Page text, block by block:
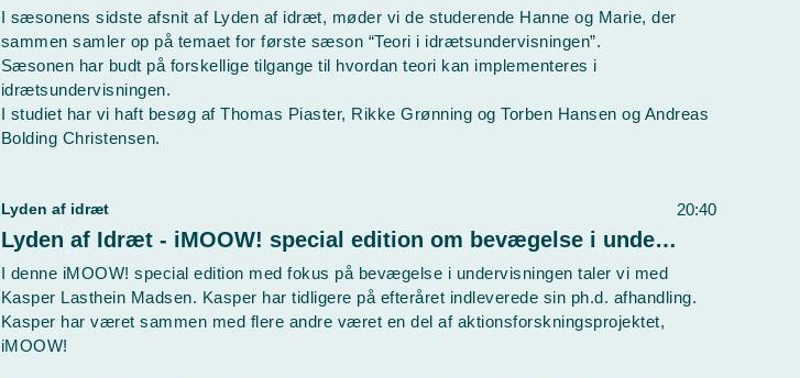
I sæsonens sidste afsnit af Lyden af idræt, møder vi de studerende Hanne og Marie, der
sammen samler op på temaet for første sæson “Teori i idrætsundervisningen”.
Sæsonen har budt på forskellige tilgange til hvordan teori kan implementeres i
idrætsundervisningen.
I studiet har vi haft besøg af Thomas Piaster, Rikke Grønning og Torben Hansen og Andreas
Bolding Christensen.
20:40
Lyden af idræt
Lyden af Idræt - iMOOW! special edition om bevægelse i undervisningen med Kasper Lasthein Madsen
I denne iMOOW! special edition med fokus på bevægelse i undervisningen taler vi med
Kasper Lasthein Madsen. Kasper har tidligere på efteråret indleverede sin ph.d. afhandling.
Kasper har været sammen med flere andre været en del af aktionsforskningsprojektet,
iMOOW!